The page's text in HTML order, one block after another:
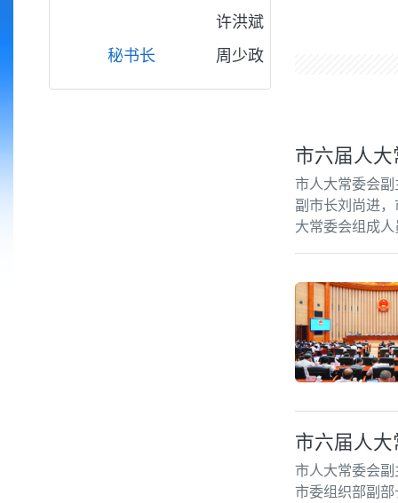
许洪斌
秘书长
周少政
市六届人
市人大常委会副
副市长刘尚进
大常委会组成
市六届人
市人大常委会副
市委组织部副